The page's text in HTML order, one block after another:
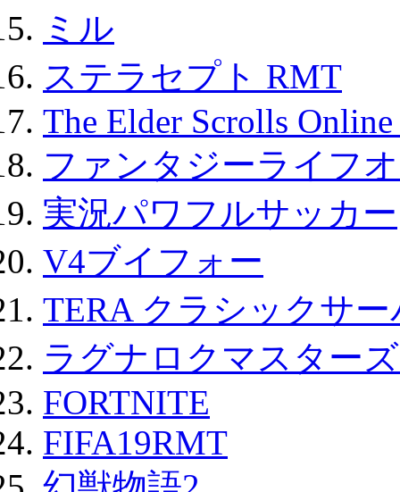
ミル
ステラセプト RMT
The Elder Scrolls
ファンタジーライフ
実況パワフルサッカー
V4ブイフォー
TERA クラシックサ
ラグナロクマスター
FORTNITE
FIFA19RMT